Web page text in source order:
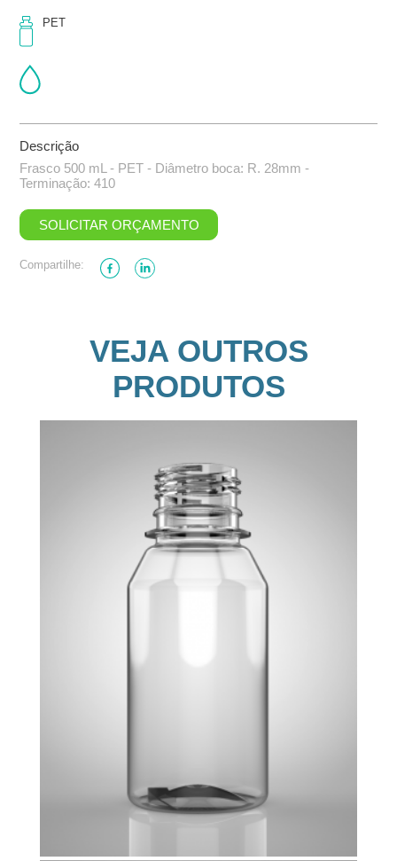
PET
Descrição
Frasco 500 mL - PET - Diâmetro boca: R. 28mm -
Terminação: 410
SOLICITAR ORÇAMENTO
Compartilhe:
VEJA OUTROS
PRODUTOS